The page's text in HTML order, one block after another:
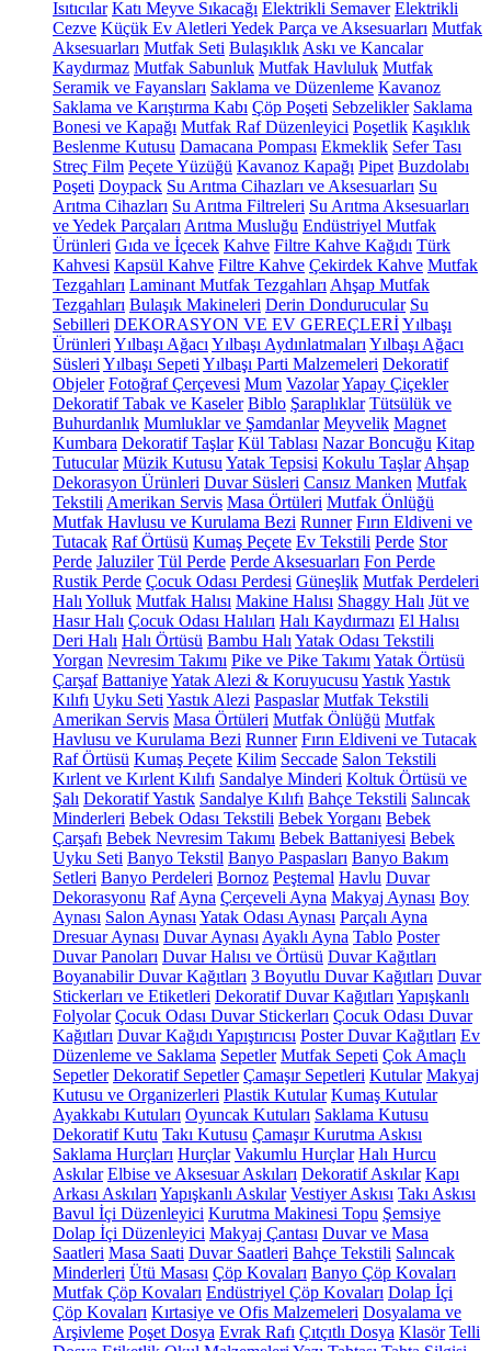
Isıtıcılar Katı Meyve Sıkacağı Elektrikli Semaver Elektrikli
Cezve Küçük Ev Aletleri Yedek Parça ve Aksesuarları Mutfak
Aksesuarları Mutfak Seti Bulaşıklık Askı ve Kancalar
Kaydırmaz Mutfak Sabunluk Mutfak Havluluk Mutfak
Seramik ve Fayansları Saklama ve Düzenleme Kavanoz
Saklama ve Karıştırma Kabı Çöp Poşeti Sebzelikler Saklama
Bonesi ve Kapağı Mutfak Raf Düzenleyici Poşetlik Kaşıklık
Beslenme Kutusu Damacana Pompası Ekmeklik Sefer Tası
Streç Film Peçete Yüzüğü Kavanoz Kapağı Pipet Buzdolabı
Poşeti Doypack Su Arıtma Cihazları ve Aksesuarları Su
Arıtma Cihazları Su Arıtma Filtreleri Su Arıtma Aksesuarları
ve Yedek Parçaları Arıtma Musluğu Endüstriyel Mutfak
Ürünleri Gıda ve İçecek Kahve Filtre Kahve Kağıdı Türk
Kahvesi Kapsül Kahve Filtre Kahve Çekirdek Kahve Mutfak
Tezgahları Laminant Mutfak Tezgahları Ahşap Mutfak
Tezgahları Bulaşık Makineleri Derin Dondurucular Su
Sebilleri DEKORASYON VE EV GEREÇLERİYılbaşı
Ürünleri Yılbaşı Ağacı Yılbaşı Aydınlatmaları Yılbaşı Ağacı
Süsleri Yılbaşı Sepeti Yılbaşı Parti Malzemeleri Dekoratif
Objeler Fotoğraf Çerçevesi Mum VazolarYapay Çiçekler
Dekoratif Tabak ve Kaseler Biblo Şaraplıklar Tütsülük ve
Buhurdanlık Mumluklar ve Şamdanlar Meyvelik Magnet
Kumbara Dekoratif Taşlar Kül Tablası Nazar Boncuğu Kitap
Tutucular Müzik Kutusu Yatak Tepsisi Kokulu Taşlar Ahşap
Dekorasyon Ürünleri Duvar Süsleri Cansız Manken Mutfak
Tekstili Amerikan Servis Masa Örtüleri Mutfak Önlüğü
Mutfak Havlusu ve Kurulama Bezi Runner Fırın Eldiveni ve
Tutacak Raf Örtüsü Kumaş Peçete Ev Tekstili Perde Stor
Perde Jaluziler Tül Perde Perde Aksesuarları Fon Perde
Rustik Perde Çocuk Odası Perdesi Güneşlik Mutfak Perdeleri
Halı Yolluk Mutfak Halısı Makine Halısı Shaggy Halı Jüt ve
Hasır Halı Çocuk Odası Halıları Halı Kaydırmazı El Halısı
Deri Halı Halı Örtüsü Bambu Halı Yatak Odası Tekstili
Yorgan Nevresim Takımı Pike ve Pike Takımı Yatak Örtüsü
Çarşaf BattaniyeYatak Alezi & Koruyucusu YastıkYastık
Kılıfı Uyku Seti Yastık Alezi Paspaslar Mutfak Tekstili
Amerikan Servis Masa Örtüleri Mutfak Önlüğü Mutfak
Havlusu ve Kurulama Bezi Runner Fırın Eldiveni ve Tutacak
Raf Örtüsü Kumaş Peçete Kilim Seccade Salon Tekstili
Kırlent ve Kırlent Kılıfı Sandalye Minderi Koltuk Örtüsü ve
Şalı Dekoratif Yastık Sandalye Kılıfı Bahçe Tekstili Salıncak
Minderleri Bebek Odası Tekstili Bebek Yorganı Bebek
Çarşafı Bebek Nevresim Takımı Bebek Battaniyesi Bebek
Uyku Seti Banyo Tekstil Banyo Paspasları Banyo Bakım
Setleri Banyo Perdeleri Bornoz Peştemal Havlu Duvar
Dekorasyonu Raf Ayna Çerçeveli Ayna Makyaj Aynası Boy
Aynası Salon Aynası Yatak Odası Aynası Parçalı Ayna
Dresuar Aynası Duvar Aynası Ayaklı Ayna Tablo Poster
Duvar Panoları Duvar Halısı ve Örtüsü Duvar Kağıtları
Boyanabilir Duvar Kağıtları 3 Boyutlu Duvar Kağıtları Duvar
Stickerları ve Etiketleri Dekoratif Duvar Kağıtları Yapışkanlı
Folyolar Çocuk Odası Duvar Stickerları Çocuk Odası Duvar
Kağıtları Duvar Kağıdı Yapıştırıcısı Poster Duvar Kağıtları Ev
Düzenleme ve Saklama Sepetler Mutfak Sepeti Çok Amaçlı
Sepetler Dekoratif Sepetler Çamaşır Sepetleri Kutular Makyaj
Kutusu ve Organizerleri Plastik Kutular Kumaş Kutular
Ayakkabı Kutuları Oyuncak Kutuları Saklama Kutusu
Dekoratif Kutu Takı Kutusu Çamaşır Kurutma Askısı
Saklama Hurçları Hurçlar Vakumlu Hurçlar Halı Hurcu
Askılar Elbise ve Aksesuar Askıları Dekoratif Askılar Kapı
Arkası Askıları Yapışkanlı Askılar Vestiyer Askısı Takı Askısı
Bavul İçi Düzenleyici Kurutma Makinesi Topu Şemsiye
Dolap İçi Düzenleyici Makyaj Çantası Duvar ve Masa
Saatleri Masa Saati Duvar Saatleri Bahçe Tekstili Salıncak
Minderleri Ütü Masası Çöp Kovaları Banyo Çöp Kovaları
Mutfak Çöp Kovaları Endüstriyel Çöp Kovaları Dolap İçi
Çöp Kovaları Kırtasiye ve Ofis Malzemeleri Dosyalama ve
Arşivleme Poşet Dosya Evrak Rafı Çıtçıtlı Dosya Klasör Telli